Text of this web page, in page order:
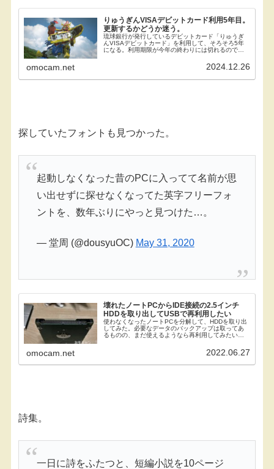
りゅうぎんVISAデビットカード利用5年目。
更新するかどうか迷う。
琉球銀行が発行しているデビットカード「りゅうぎ
んVISAデビットカード」を利用して、そろそろ5年
になる。利用期限が今年の終わりには切れるので、
ばならない。デビットカードはクレジットカードよ
omocam.net 2024.12.26
探していたフォントも見つかった。
起動しなくなった昔のPCに入ってて名前が思
い出せずに探せなくなってた英字フリーフォ
ントを、数年ぶりにやっと見つけた…。
— 堂周 (@dousyuOC) May 31, 2020
壊れたノートPCからIDE接続の2.5インチ
HDDを取り出してUSBで再利用したい
使わなくなったノートPCを分解して、HDDを取り出
してみた。必要なデータのバックアップは取ってあ
るものの、まだ使えるようなら再利用してみたい。
し、今回電源を入れてみたら正常に起動しなくなっ
omocam.net 2022.06.27
詩集。
一日に詩をふたつと、短編小説を10ページ